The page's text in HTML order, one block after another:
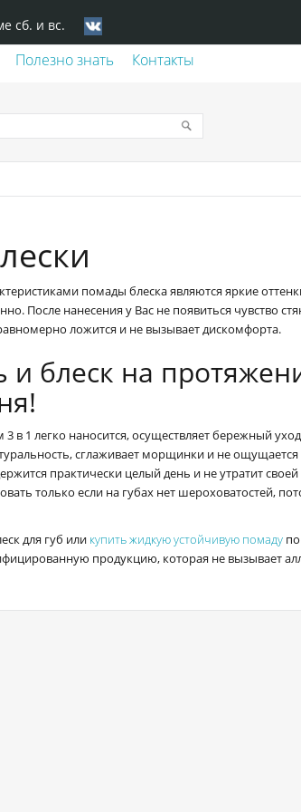
сб. и вс.
Полезно знать Контакты
помады блеска являются яркие
После нанесения у Вас не появиться чувство
ложится и не вызывает дискомфорта.
и блеск на
3 в 1 легко наносится, осуществляет бережный
сглаживает морщинки и не ощущается
практически целый день и не утратит своей
только если на губах нет шероховатостей,
для губ или купить жидкую устойчивую помаду
продукцию, которая не вызывает